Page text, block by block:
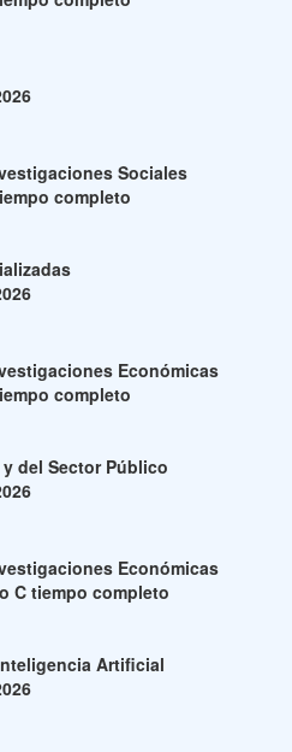
Sociales
completo
Económicas
completo
del Sector Público
Económicas
C tiempo completo
Artificial